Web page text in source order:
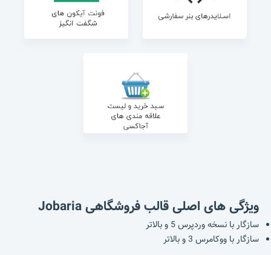
ویژگی های اصلی قالب فروشگاهی Jobaria
سازگار با نسخه وردپرس 5 و بالاتر
سازگار با ووکامرس 3 و بالاتر